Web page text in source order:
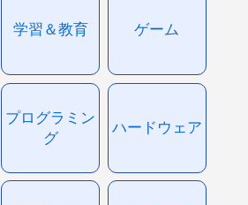
学習＆教育 ゲーム
プログラミン
グ
ハードウェア